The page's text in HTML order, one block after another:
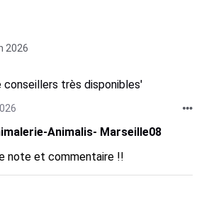
2026
conseillers très disponibles'
Animalis- Marseille08
note et commentaire !!